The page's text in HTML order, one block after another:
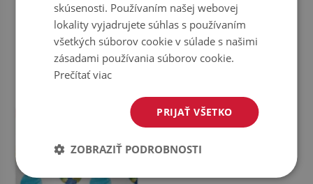
CENA:44.99€
KOUPIT
KOUPIT
skúsenosti. Používaním našej webovej
lokality vyjadrujete súhlas s používaním
všetkých súborov cookie v súlade s našimi
zásadami používania súborov cookie.
Prečítať viac
PRIJAŤ VŠETKO
ZOBRAZIŤ PODROBNOSTI